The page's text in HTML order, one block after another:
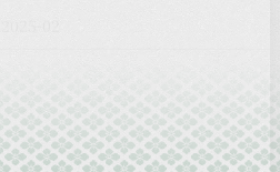
2024-11
2024-10